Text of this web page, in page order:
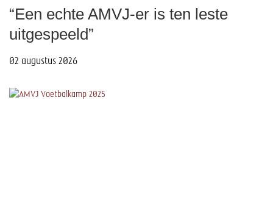
“Een echte AMVJ-er is ten leste
uitgespeeld”
02 augustus 2026